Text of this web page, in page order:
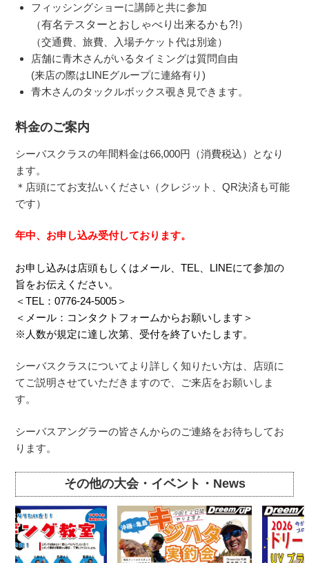
フィッシングショーに講師と共に参加
（有名テスターとおしゃべり出来るかも?!）
（交通費、旅費、入場チケット代は別途）
店舗に青木さんがいるタイミングは質問自由
(来店の際はLINEグループに連絡有り)
青木さんのタックルボックス覗き見できます。
料金のご案内
シーバスクラスの年間料金は66,000円（消費税込）となり
ます。
＊店頭にてお支払いください（クレジット、QR決済も可能
です）
年中、お申し込み受付しております。
お申し込みは店頭もしくはメール、TEL、LINEにて参加の
旨をお伝えください。
＜TEL：0776-24-5005＞
＜メール： コンタクトフォームからお願いします ＞
※人数が規定に達し次第、受付を終了いたします。
シーバスクラスについてより詳しく知りたい方は、店頭に
てご説明させていただきますので、ご来店をお願いしま
す。
シーバスアングラーの皆さんからのご連絡をお待ちしてお
ります。
その他の大会・イベント・News